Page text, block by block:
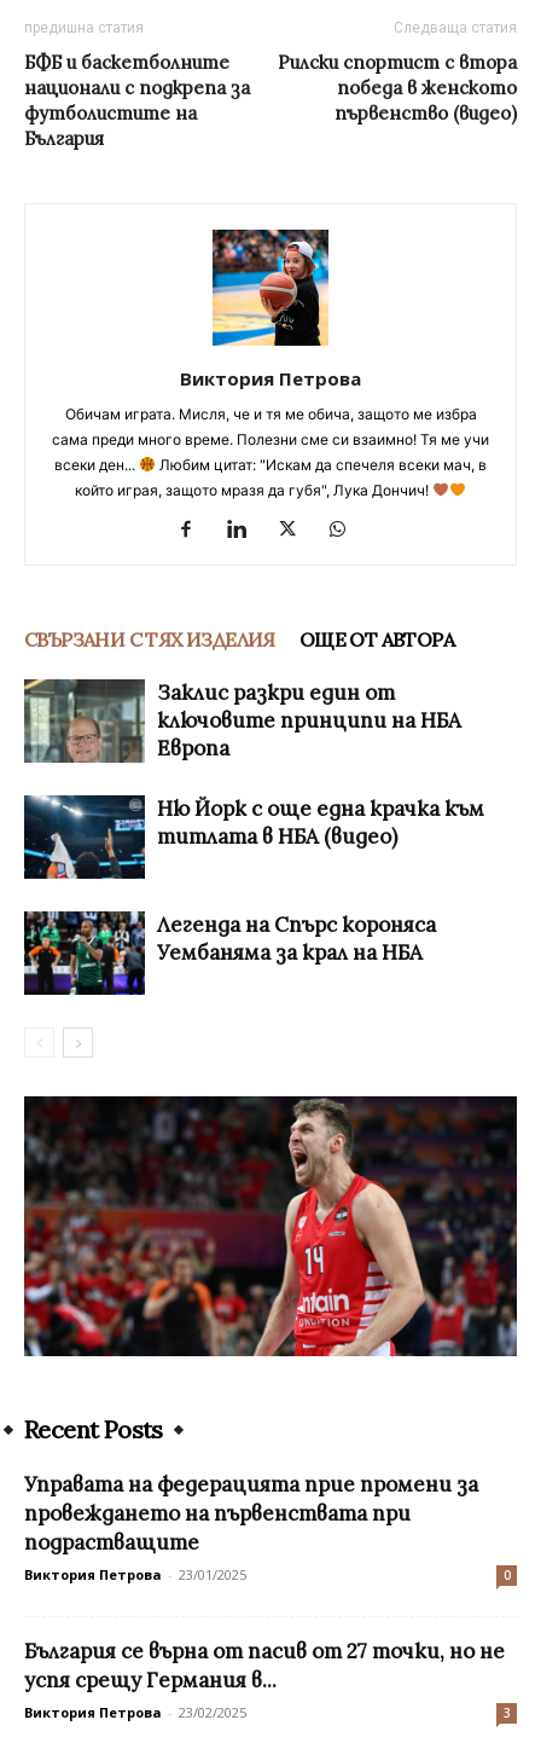
предишна статия
БФБ и баскетболните
национали с подкрепа за
футболистите на
България
Следваща статия
Рилски спортист с втора
победа в женското
първенство (видео)
Виктория Петрова
Обичам играта. Мисля, че и тя ме обича, защото ме избра
сама преди много време. Полезни сме си взаимно! Тя ме учи
всеки ден...
Любим цитат: "Искам да спечеля всеки мач, в
който играя, защото мразя да губя", Лука Дончич!
СВЪРЗАНИ С ТЯХ ИЗДЕЛИЯ ОЩЕ ОТ АВТОРА
Заклис разкри един от
ключовите принципи на НБА
Европа
Ню Йорк с още една крачка към
титлата в НБА (видео)
Легенда на Спърс короняса
Уембаняма за крал на НБА
Recent Posts
Управата на федерацията прие промени за
провеждането на първенствата при
подрастващите
Виктория Петрова - 23/01/2025 0
България се върна от пасив от 27 точки, но не
успя срещу Германия в...
Виктория Петрова - 23/02/2025 3